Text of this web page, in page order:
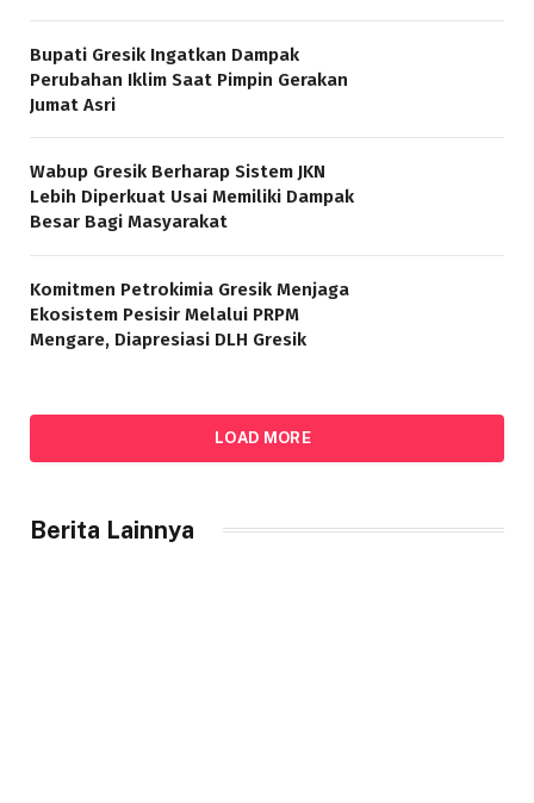
Bupati Gresik Ingatkan Dampak
Perubahan Iklim Saat Pimpin Gerakan
Jumat Asri
Wabup Gresik Berharap Sistem JKN
Lebih Diperkuat Usai Memiliki Dampak
Besar Bagi Masyarakat
Komitmen Petrokimia Gresik Menjaga
Ekosistem Pesisir Melalui PRPM
Mengare, Diapresiasi DLH Gresik
LOAD MORE
Berita Lainnya